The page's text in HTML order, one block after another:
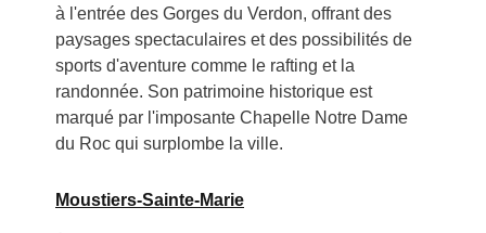
à l'entrée des Gorges du Verdon, offrant des
paysages spectaculaires et des possibilités de
sports d'aventure comme le rafting et la
randonnée. Son patrimoine historique est
marqué par l'imposante Chapelle Notre Dame
du Roc qui surplombe la ville.
Moustiers-Sainte-Marie